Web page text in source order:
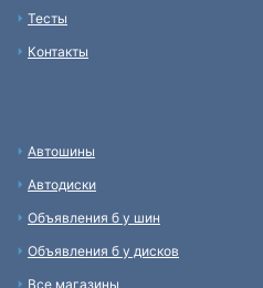
Тесты
Контакты
Автошины
Автодиски
Объявления б у шин
Объявления б у дисков
Все магазины